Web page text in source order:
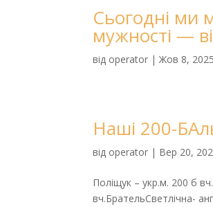
Сьогодні ми
мужності —
від operator |Жов 8, 2025
Наші 200-
від operator | Вер 20,
Поліщук – укр.м. 200 б
вч.БрательСветлічна-